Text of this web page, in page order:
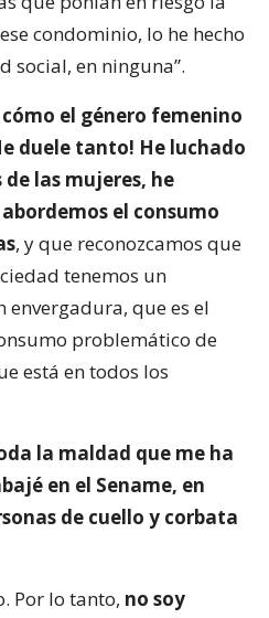
condominio, lo he hecho
social, en ninguna”.
el género femenino
duele tanto! He luchado
las mujeres, he
el consumo
, y que reconozcamos que
tenemos un
que es el
problemático de
está en todos los
la maldad que me ha
en el Sename, en
de cuello y corbata
Por lo tanto, no soy